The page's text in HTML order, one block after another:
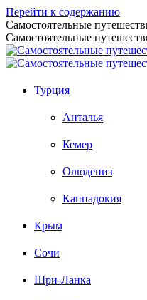
Перейти к содержанию
Самостоятельные
Самостоятельные
Турция
Анталья
Кемер
Олюдениз
Каппадокия
Крым
Сочи
Шри-Ланка